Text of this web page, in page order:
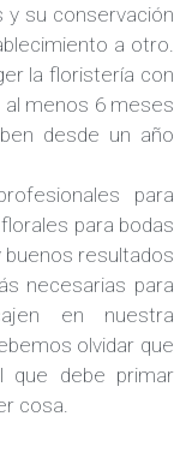
su conservación
a otro.
la floristería con
menos 6 meses
desde un año
para
para bodas
resultados
necesarias para
en nuestra
olvidar que
debe primar
cosa.